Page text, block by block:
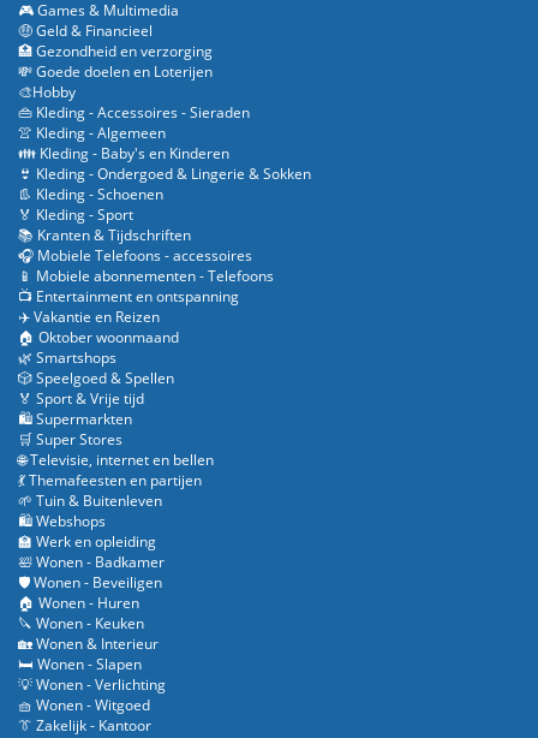
🎮 Games & Multimedia
🤑 Geld & Financieel
🏥 Gezondheid en verzorging
💸 Goede doelen en Loterijen
🎨Hobby
👜 Kleding - Accessoires - Sieraden
👚 Kleding - Algemeen
👪 Kleding - Baby's en Kinderen
👙 Kleding - Ondergoed & Lingerie & Sokken
👢 Kleding - Schoenen
🏅 Kleding - Sport
📚 Kranten & Tijdschriften
🎧 Mobiele Telefoons - accessoires
📱 Mobiele abonnementen - Telefoons
📺 Entertainment en ontspanning
✈️ Vakantie en Reizen
🏠 Oktober woonmaand
🌿 Smartshops
🎲 Speelgoed & Spellen
🏅 Sport & Vrije tijd
🛍️ Supermarkten
🛒 Super Stores
🌐 Televisie, internet en bellen
💃 Themafeesten en partijen
🌱 Tuin & Buitenleven
🛍️ Webshops
🏫 Werk en opleiding
🛀 Wonen - Badkamer
🛡️ Wonen - Beveiligen
🏠 Wonen - Huren
🔪 Wonen - Keuken
🏡 Wonen & Interieur
🛏️ Wonen - Slapen
💡 Wonen - Verlichting
🧺 Wonen - Witgoed
👔 Zakelijk - Kantoor